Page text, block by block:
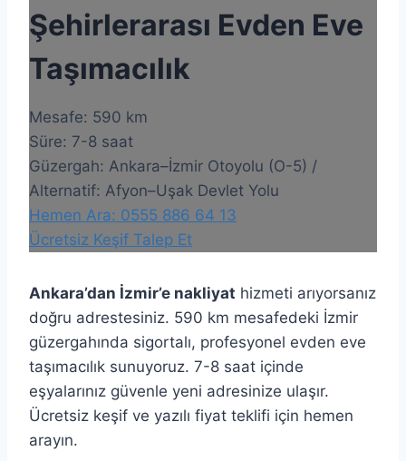
Şehirlerarası Evden Eve
Taşımacılık
Mesafe: 590 km
Süre: 7-8 saat
Güzergah: Ankara–İzmir Otoyolu (O-5) /
Alternatif: Afyon–Uşak Devlet Yolu
Hemen Ara: 0555 886 64 13
Ücretsiz Keşif Talep Et
Ankara’dan İzmir’e nakliyat hizmeti arıyorsanız
doğru adrestesiniz. 590 km mesafedeki İzmir
güzergahında sigortalı, profesyonel evden eve
taşımacılık sunuyoruz. 7-8 saat içinde
eşyalarınız güvenle yeni adresinize ulaşır.
Ücretsiz keşif ve yazılı fiyat teklifi için hemen
arayın.